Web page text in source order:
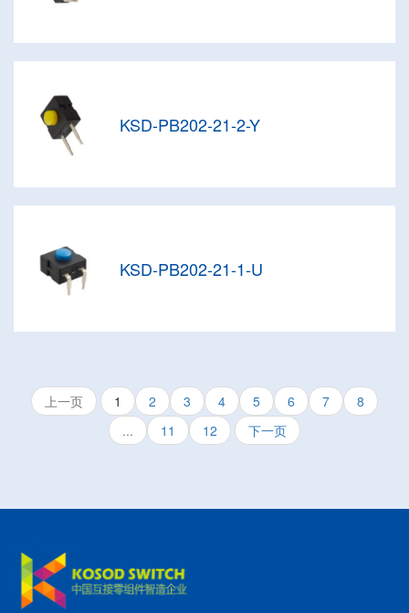
KSD-PB202-21-2-Y
KSD-PB202-21-1-U
上一页 1 2 3 4 5 6 7
8
...
11 12 下一页